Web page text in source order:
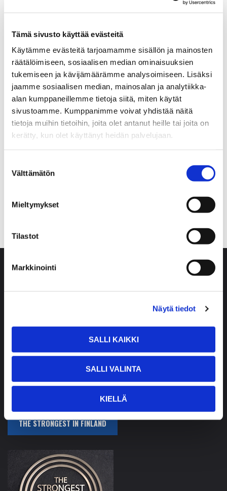
Tämä sivusto käyttää evästeitä
Käytämme evästeitä tarjoamamme sisällön ja mainosten
räätälöimiseen, sosiaalisen median ominaisuuksien
tukemiseen ja kävijämäärämme analysoimiseen. Lisäksi
jaamme sosiaalisen median, mainosalan ja analytiikka-
alan kumppaneillemme tietoja siitä, miten käytät
sivustoamme. Kumppanimme voivat yhdistää näitä
tietoja muihin tietoihin, joita olet antanut heille tai joita on
kerätty, kun olet käyttänyt heidän palvelujaan.
valinta
Välttämätön
Mieltymykset
Tilastot
Markkinointi
Näytä tiedot
SALLI KAIKKI
SALLI VALINTA
KIELLÄ
LATEST NEWS
New XR5 ceramic cutting disc serie
New XR4 cutting discs
pureva@pureva.fi
Privacy policy »
THE STRONGEST IN FINLAND